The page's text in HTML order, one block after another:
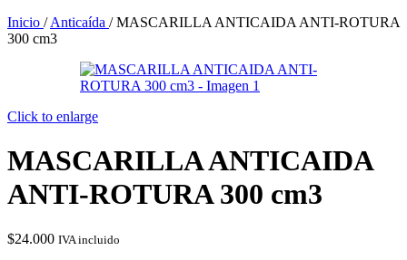
Inicio / Anticaída / MASCARILLA ANTICAIDA ANTI-ROTURA
300 cm3
Click to enlarge
MASCARILLA ANTICAIDA
ANTI-ROTURA 300 cm3
$24.000 IVA incluido